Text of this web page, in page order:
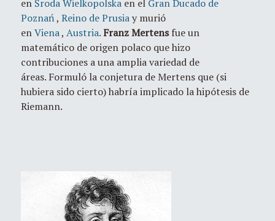
en Środa Wielkopolska en el Gran Ducado de
Poznań, Reino de Prusiay murió
enViena, Austria.Franz Mertensfue un
matemático de origen polaco que hizo
contribuciones a una amplia variedad de
áreas. Formuló la conjetura de Mertens que (si
hubiera sido cierto) habría implicado la hipótesis de
Riemann.